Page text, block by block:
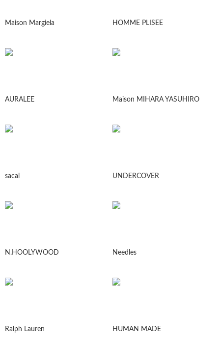
Maison Margiela HOMME PLISEE
AURALEE Maison MIHARA YASUHIRO
sacai UNDERCOVER
N.HOOLYWOOD Needles
Ralph Lauren HUMAN MADE